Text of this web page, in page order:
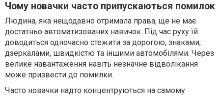
Чому новачки часто припускаються помилок
Людина, яка нещодавно отримала права, ще не має
достатньо автоматизованих навичок. Під час руху їй
доводиться одночасно стежити за дорогою, знаками,
дзеркалами, швидкістю та іншими автомобілями. Через
велике навантаження навіть незначне відволікання
може призвести до помилки.
Часто новачки надто концентруються на самому